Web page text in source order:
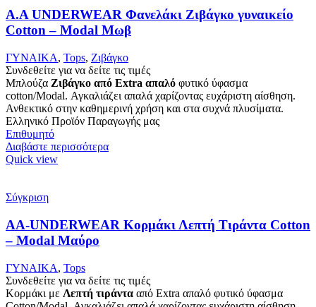
Α.A UNDERWEAR Φανελάκι Ζιβάγκο γυναικείο
Cotton – Modal Μωβ
ΓΥΝΑΙΚΑ, Tops, Ζιβάγκο
Συνδεθείτε για να δείτε τις τιμές
Μπλούζα Ζιβάγκο από Extra απαλό φυτικό ύφασμα
cotton/Modal. Αγκαλιάζει απαλά χαρίζοντας ευχάριστη αίσθηση.
Ανθεκτικό στην καθημερινή χρήση και στα συχνά πλυσίματα.
Ελληνικό Προϊόν Παραγωγής μας
Επιθυμητό
Διαβάστε περισσότερα
Quick view
Σύγκριση
AA-UNDERWEAR Κορμάκι Λεπτή Τιράντα Cotton
– Modal Μαύρο
ΓΥΝΑΙΚΑ, Tops
Συνδεθείτε για να δείτε τις τιμές
Κορμάκι με Λεπτή τιράντα από Extra απαλό φυτικό ύφασμα